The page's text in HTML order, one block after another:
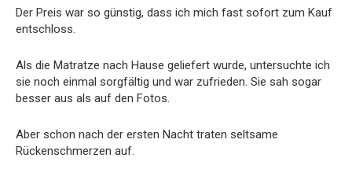
Der Preis war so günstig, dass ich mich fast sofort zum Kauf
entschloss.
Als die Matratze nach Hause geliefert wurde, untersuchte ich
sie noch einmal sorgfältig und war zufrieden. Sie sah sogar
besser aus als auf den Fotos.
Aber schon nach der ersten Nacht traten seltsame
Rückenschmerzen auf.